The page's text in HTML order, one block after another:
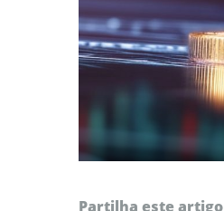
Partilha este artigo